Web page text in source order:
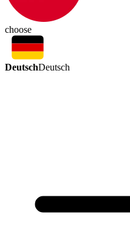
choose
DeutschDeutsch